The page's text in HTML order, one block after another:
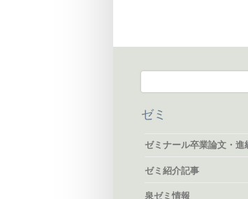
検索
ゼミ
ゼミナール卒業論文・進
ゼミ紹介記事
泉ゼミ情報